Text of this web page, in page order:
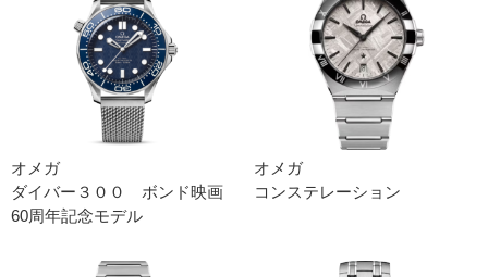
オメガ
ダイバー３００ ボンド映画
60周年記念モデル
オメガ
コンステレーション